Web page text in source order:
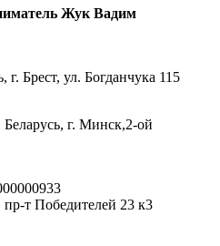
Жук Вадим
г. Брест, ул. Богданчука 115
г. Минск,2-ой
т Победителей 23 к3